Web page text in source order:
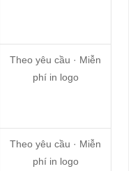
Theo yêu cầu · Miễn
phí in logo
Theo yêu cầu · Miễn
phí in logo